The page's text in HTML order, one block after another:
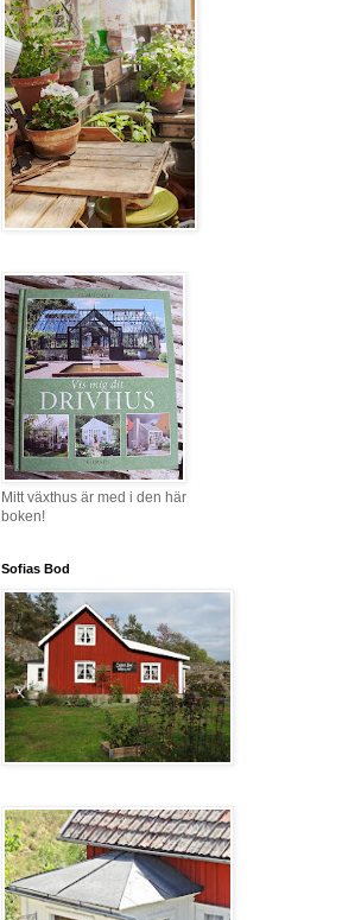
Mitt växthus är med i den här
boken!
Sofias Bod